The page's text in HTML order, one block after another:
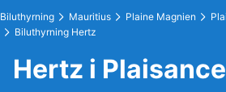
Biluthyrning Mauritius Plaine Magnien
Biluthyrning Hertz
Hertz i